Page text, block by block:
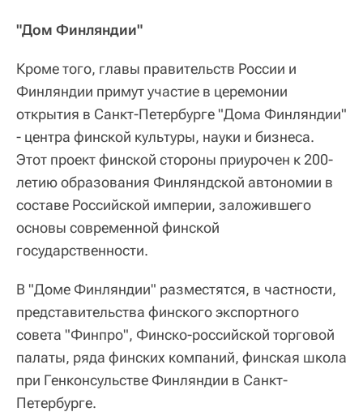
"Дом Финляндии"
Кроме того, главы правительств России и
Финляндии примут участие в церемонии
открытия в Санкт-Петербурге "Дома Финляндии"
- центра финской культуры, науки и бизнеса.
Этот проект финской стороны приурочен к 200-
летию образования Финляндской автономии в
составе Российской империи, заложившего
основы современной финской
государственности.
В "Доме Финляндии" разместятся, в частности,
представительства финского экспортного
совета "Финпро", Финско-российской торговой
палаты, ряда финских компаний, финская школа
при Генконсульстве Финляндии в Санкт-
Петербурге.